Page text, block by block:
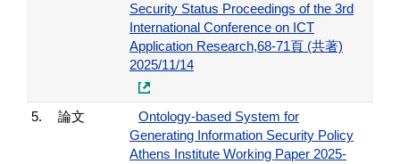
Security Status Proceedings of the 3rd
International Conference on ICT
Application Research,68-71頁 (共著)
2025/11/14
5. 論文
Ontology-based System for
Generating Information Security Policy
Athens Institute Working Paper 2025-